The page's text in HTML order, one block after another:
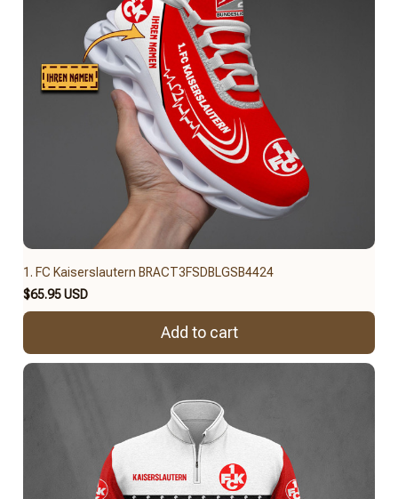
1. FC Kaiserslautern BRACT3FSDBLGSB4424
$65.95 USD
Add to cart